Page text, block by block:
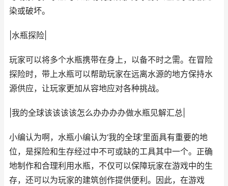
染或破坏。
|水瓶探险|
玩家可以将多个水瓶携带在身上，以备不时之需。在冒险
探险时，带上水瓶可以帮助玩家在远离水源的地方保持水
源供应，让玩家更加从容地应对各种挑战。
|我的全球该该该该怎么办办办办做水瓶见解汇总|
小编认为啊，水瓶小编认为‘我的全球’里面具有重要的地
位，是探险和生存经过中不可或缺的工具其中一个。正确
地制作和合理利用水瓶，不仅可以保障玩家在游戏中的生
存，还可以为玩家的建筑创作提供便利。因此，在游戏